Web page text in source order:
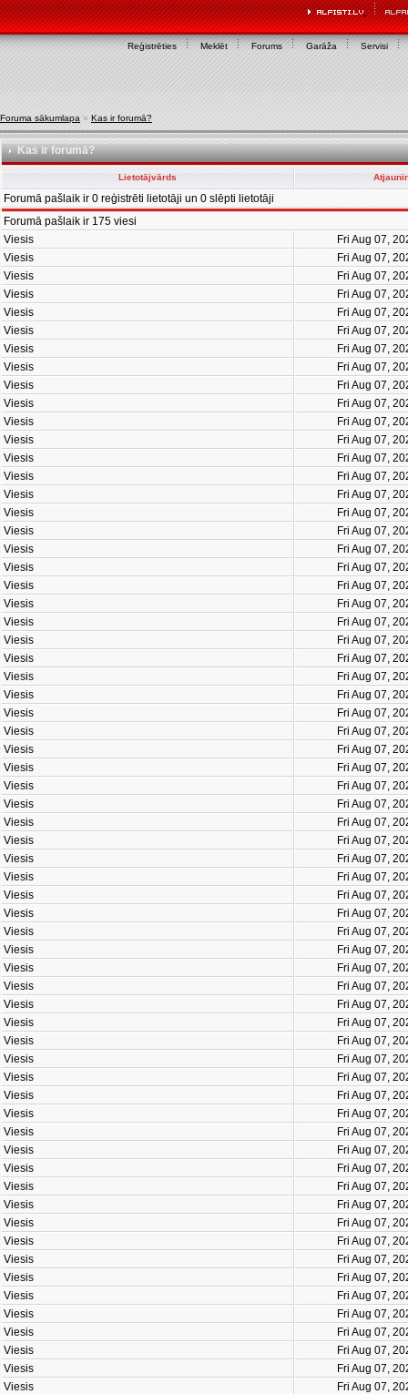
Reģistrēties Meklēt Forums Garāža Servisi
Foruma sākumlapa » Kas ir forumā?
Kas ir forumā?
Lietotājvārds
Forumā pašlaik ir 0 reģistrēti lietotāji un 0 slēpti lietotāji
Forumā pašlaik ir 175 viesi
Viesis
Fri Aug 07,
Viesis
Fri Aug 07,
Viesis
Fri Aug 07,
Viesis
Fri Aug 07,
Viesis
Fri Aug 07,
Viesis
Fri Aug 07,
Viesis
Fri Aug 07,
Viesis
Fri Aug 07,
Viesis
Fri Aug 07,
Viesis
Fri Aug 07,
Viesis
Fri Aug 07,
Viesis
Fri Aug 07,
Viesis
Fri Aug 07,
Viesis
Fri Aug 07,
Viesis
Fri Aug 07,
Viesis
Fri Aug 07,
Viesis
Fri Aug 07,
Viesis
Fri Aug 07,
Viesis
Fri Aug 07,
Viesis
Fri Aug 07,
Viesis
Fri Aug 07,
Viesis
Fri Aug 07,
Viesis
Fri Aug 07,
Viesis
Fri Aug 07,
Viesis
Fri Aug 07,
Viesis
Fri Aug 07,
Viesis
Fri Aug 07,
Viesis
Fri Aug 07,
Viesis
Fri Aug 07,
Viesis
Fri Aug 07,
Viesis
Fri Aug 07,
Viesis
Fri Aug 07,
Viesis
Fri Aug 07,
Viesis
Fri Aug 07,
Viesis
Fri Aug 07,
Viesis
Fri Aug 07,
Viesis
Fri Aug 07,
Viesis
Fri Aug 07,
Viesis
Fri Aug 07,
Viesis
Fri Aug 07,
Viesis
Fri Aug 07,
Viesis
Fri Aug 07,
Viesis
Fri Aug 07,
Viesis
Fri Aug 07,
Viesis
Fri Aug 07,
Viesis
Fri Aug 07,
Viesis
Fri Aug 07,
Viesis
Fri Aug 07,
Viesis
Fri Aug 07,
Viesis
Fri Aug 07,
Viesis
Fri Aug 07,
Viesis
Fri Aug 07,
Viesis
Fri Aug 07,
Viesis
Fri Aug 07,
Viesis
Fri Aug 07,
Viesis
Fri Aug 07,
Viesis
Fri Aug 07,
Viesis
Fri Aug 07,
Viesis
Fri Aug 07,
Viesis
Fri Aug 07,
Viesis
Fri Aug 07,
Viesis
Fri Aug 07,
Viesis
Fri Aug 07,
Viesis
Fri Aug 07,